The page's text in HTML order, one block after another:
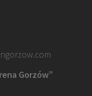
Gorzów”